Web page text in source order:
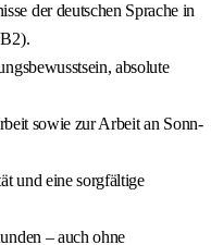
der deutschen Sprache in
absolute
sowie zur Arbeit an Sonn-
und eine sorgfältige
– auch ohne